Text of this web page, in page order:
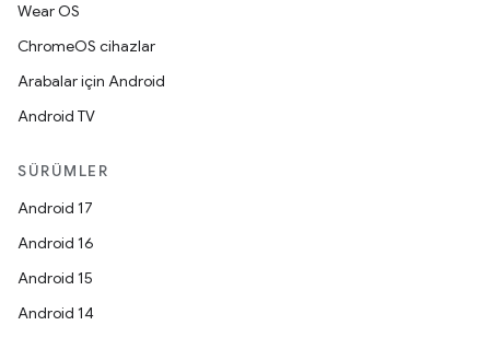
Wear OS
ChromeOS cihazlar
Arabalar için Android
Android TV
SÜRÜMLER
Android 17
Android 16
Android 15
Android 14